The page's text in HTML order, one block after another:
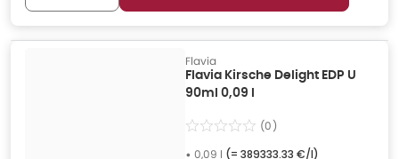
Flavia
Flavia Kirsche Delight EDP U
90ml 0,09 l
(0)
• 0,09 l (= 389333.33 €/l)